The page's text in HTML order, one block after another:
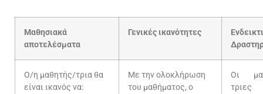
Μαθησιακά
αποτελέσματα
Γενικές ικανότητες
Ο/η μαθητής/τρια θα
είναι ικανός να:
Με την ολοκλήρωση
του μαθήματος, ο
Οι